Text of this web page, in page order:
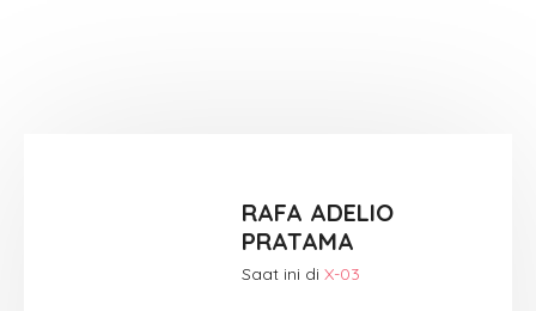
RAFA ADELIO
PRATAMA
Saat ini di X-03